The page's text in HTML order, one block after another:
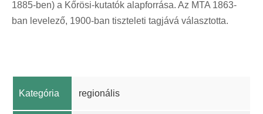
1885-ben) a Kőrösi-kutatók alapforrása. Az MTA 1863-
ban levelező, 1900-ban tiszteleti tagjává választotta.
Kategória regionális